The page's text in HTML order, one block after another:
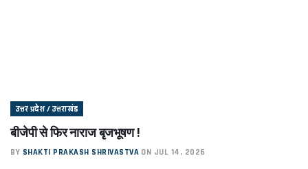
उत्तर प्रदेश / उत्तराखंड
बीजेपी से फिर नाराज बृजभूषण !
BY SHAKTI PRAKASH SHRIVASTVA ON JUL 14, 2026